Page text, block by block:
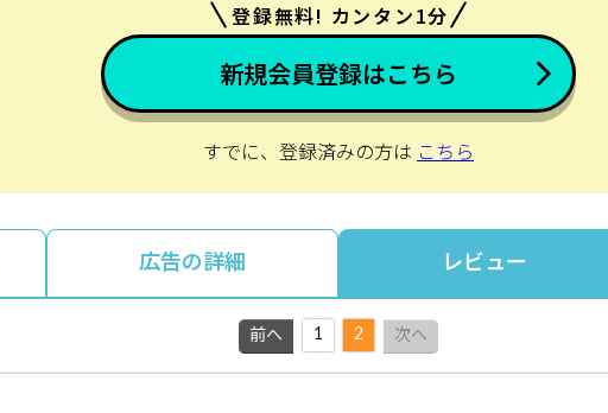
登録無料! カンタン1分
新規会員登録はこちら
すでに、登録済みの方は こちら
広告の詳細 レビュー
前へ 1 2 次へ